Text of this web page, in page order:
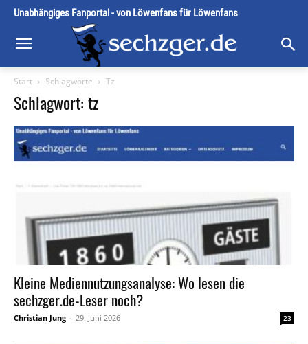
Unabhängiges Fanportal - von Löwenfans für Löwenfans
Start Schlagworte Tz
Schlagwort: tz
Kleine Mediennutzungsanalyse: Wo lesen die
sechzger.de-Leser noch?
Christian Jung - 29. Juni 2026 23